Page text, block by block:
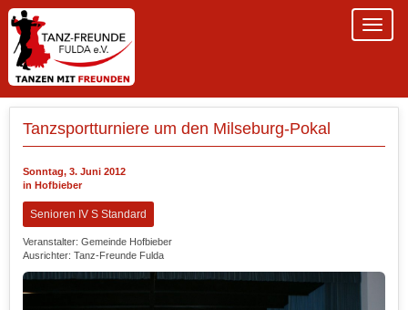
Tanzsportturniere um den Milseburg-Pokal
Sonntag, 3. Juni 2012
in Hofbieber
Senioren IV S Standard
Veranstalter: Gemeinde Hofbieber
Ausrichter: Tanz-Freunde Fulda